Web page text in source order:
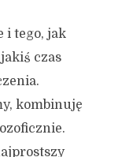
i tego, jak
czas
kombinuję